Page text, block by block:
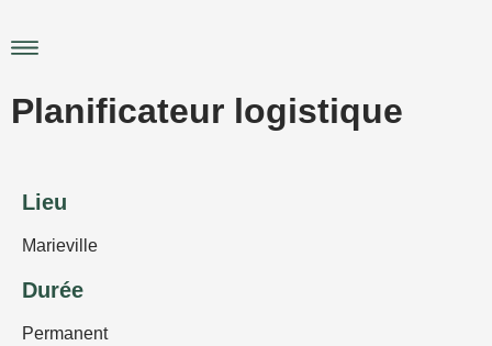
auMain
Planificateur logistique
Lieu
Marieville
Durée
Permanent